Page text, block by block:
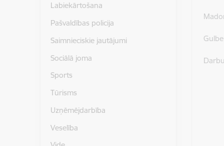
Labiekārtošana
Pašvaldības policija
Saimnieciskie jautājumi
Sociālā joma
Sports
Tūrisms
Uzņēmējdarbība
Veselība